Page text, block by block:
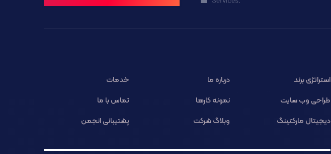
استراتژی برند درباره ما
خدمات
طراحی وب سایت
نمونه کارها
تماس با ما
دیجیتال مارکتینگ
وبلاگ شرکت پشتیبانی انجمن